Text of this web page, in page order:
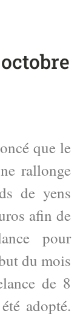
que le
rallonge
de yens
afin de
pour
du mois
de 8
adopté.